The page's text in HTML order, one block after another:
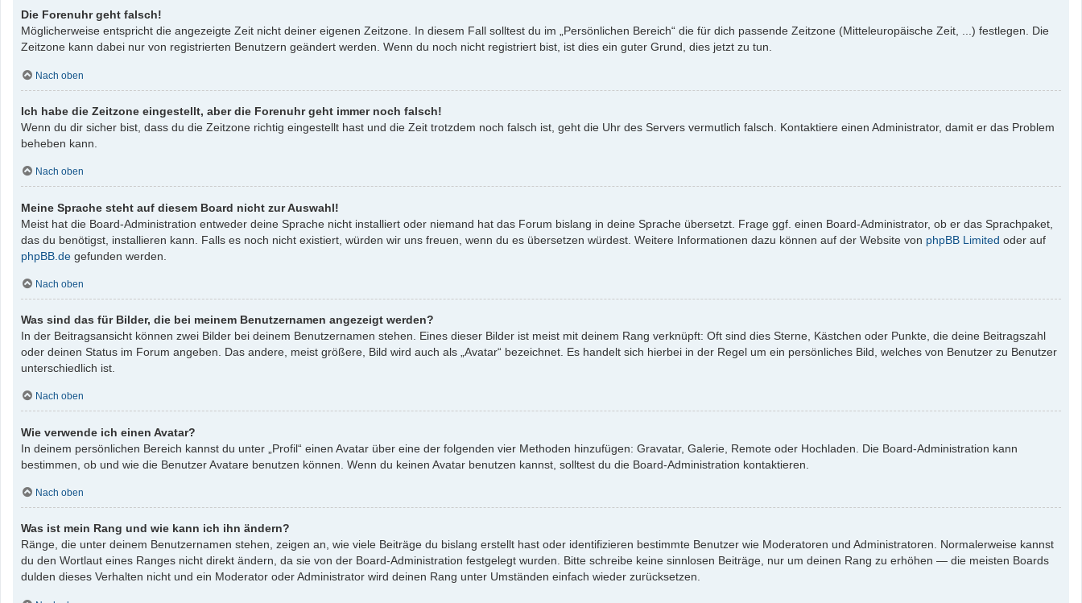
Die Forenuhr geht falsch!
Möglicherweise entspricht die angezeigte Zeit nicht deiner eigenen Zeitzone. In diesem Fall solltest du im „Persönlichen Bereich“ die für dich passende Zeitzone (Mitteleuropäische Zeit, ...) festlegen. Die
Zeitzone kann dabei nur von registrierten Benutzern geändert werden. Wenn du noch nicht registriert bist, ist dies ein guter Grund, dies jetzt zu tun.
Nach oben
Ich habe die Zeitzone eingestellt, aber die Forenuhr geht immer noch falsch!
Wenn du dir sicher bist, dass du die Zeitzone richtig eingestellt hast und die Zeit trotzdem noch falsch ist, geht die Uhr des Servers vermutlich falsch. Kontaktiere einen Administrator, damit er das Problem
beheben kann.
Nach oben
Meine Sprache steht auf diesem Board nicht zur Auswahl!
Meist hat die Board-Administration entweder deine Sprache nicht installiert oder niemand hat das Forum bislang in deine Sprache übersetzt. Frage ggf. einen Board-Administrator, ob er das Sprachpaket,
das du benötigst, installieren kann. Falls es noch nicht existiert, würden wir uns freuen, wenn du es übersetzen würdest. Weitere Informationen dazu können auf der Website von phpBB Limited oder auf
phpBB.de gefunden werden.
Nach oben
Was sind das für Bilder, die bei meinem Benutzernamen angezeigt werden?
In der Beitragsansicht können zwei Bilder bei deinem Benutzernamen stehen. Eines dieser Bilder ist meist mit deinem Rang verknüpft: Oft sind dies Sterne, Kästchen oder Punkte, die deine Beitragszahl
oder deinen Status im Forum angeben. Das andere, meist größere, Bild wird auch als „Avatar“ bezeichnet. Es handelt sich hierbei in der Regel um ein persönliches Bild, welches von Benutzer zu Benutzer
unterschiedlich ist.
Nach oben
Wie verwende ich einen Avatar?
In deinem persönlichen Bereich kannst du unter „Profil“ einen Avatar über eine der folgenden vier Methoden hinzufügen: Gravatar, Galerie, Remote oder Hochladen. Die Board-Administration kann
bestimmen, ob und wie die Benutzer Avatare benutzen können. Wenn du keinen Avatar benutzen kannst, solltest du die Board-Administration kontaktieren.
Nach oben
Was ist mein Rang und wie kann ich ihn ändern?
Ränge, die unter deinem Benutzernamen stehen, zeigen an, wie viele Beiträge du bislang erstellt hast oder identifizieren bestimmte Benutzer wie Moderatoren und Administratoren. Normalerweise kannst
du den Wortlaut eines Ranges nicht direkt ändern, da sie von der Board-Administration festgelegt wurden. Bitte schreibe keine sinnlosen Beiträge, nur um deinen Rang zu erhöhen — die meisten Boards
dulden dieses Verhalten nicht und ein Moderator oder Administrator wird deinen Rang unter Umständen einfach wieder zurücksetzen.